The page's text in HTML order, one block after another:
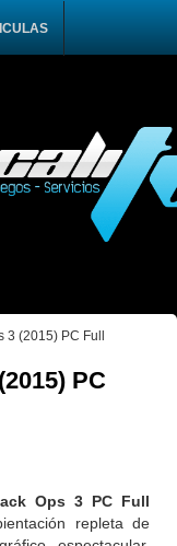
(2015) PC Full
PC
Ops 3 PC Full
repleta de